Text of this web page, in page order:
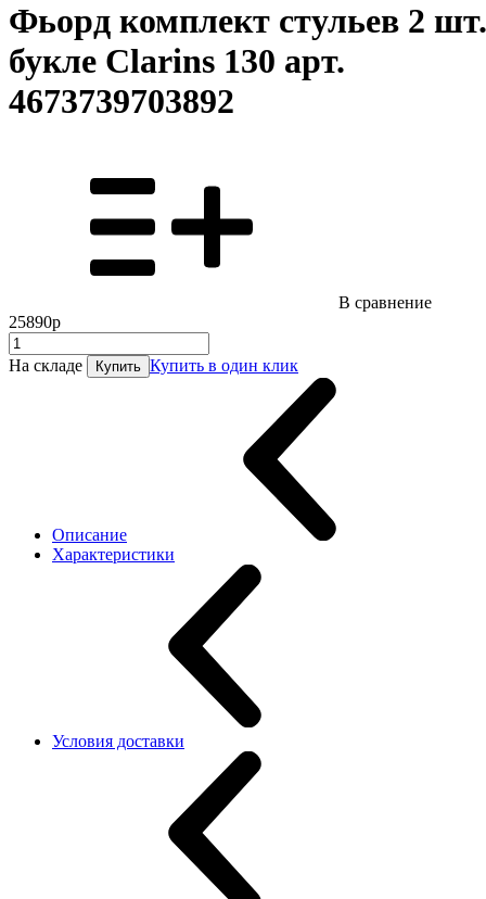
Фьорд комплект стульев 2 шт.
букле Clarins 130 арт.
4673739703892
В сравнение
25890р
На складе Купить Купить в один клик
Описание
Характеристики
Условия доставки